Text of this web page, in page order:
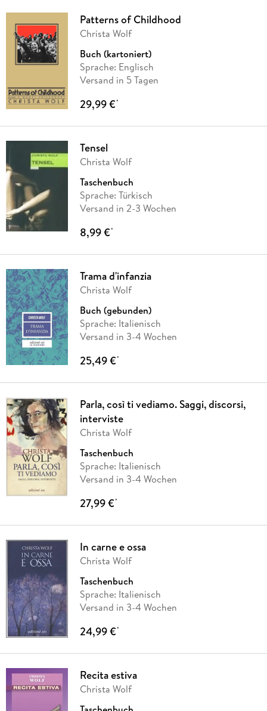
Patterns of Childhood
Christa Wolf
Buch (kartoniert)
Sprache: Englisch
Versand in 5 Tagen
29,99 €*
Tensel
Christa Wolf
Taschenbuch
Sprache: Türkisch
Versand in 2-3 Wochen
8,99 €*
Trama d'infanzia
Christa Wolf
Buch (gebunden)
Sprache: Italienisch
Versand in 3-4 Wochen
25,49 €*
Parla, così ti vediamo. Saggi, discorsi,
interviste
Christa Wolf
Taschenbuch
Sprache: Italienisch
Versand in 3-4 Wochen
27,99 €*
In carne e ossa
Christa Wolf
Taschenbuch
Sprache: Italienisch
Versand in 3-4 Wochen
24,99 €*
Recita estiva
Christa Wolf